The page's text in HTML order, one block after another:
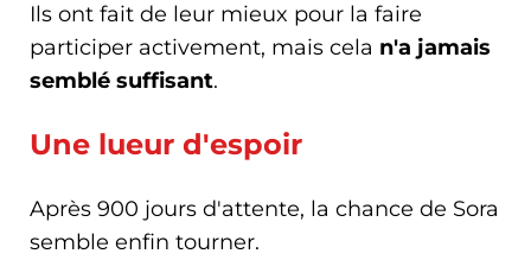
Ils ont fait de leur mieux pour la faire
participer activement, mais cela n'a jamais
semblé suffisant.
Une lueur d'espoir
Après 900 jours d'attente, la chance de Sora
semble enfin tourner.